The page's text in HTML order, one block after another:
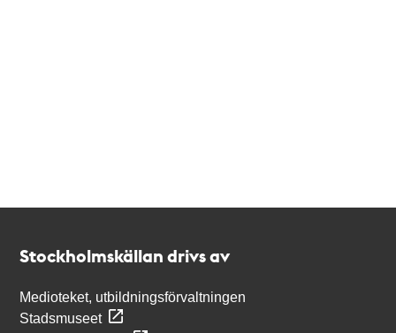
Stockholmskällan drivs av
Medioteket, utbildningsförvaltningen
Stadsmuseet